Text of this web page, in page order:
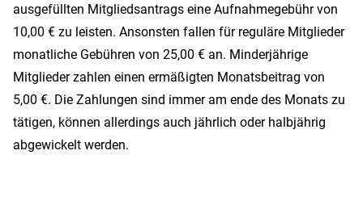
ausgefüllten Mitgliedsantrags eine Aufnahmegebühr von
10,00 € zu leisten. Ansonsten fallen für reguläre Mitglieder
monatliche Gebühren von 25,00 € an. Minderjährige
Mitglieder zahlen einen ermäßigten Monatsbeitrag von
5,00 €. Die Zahlungen sind immer am ende des Monats zu
tätigen, können allerdings auch jährlich oder halbjährig
abgewickelt werden.